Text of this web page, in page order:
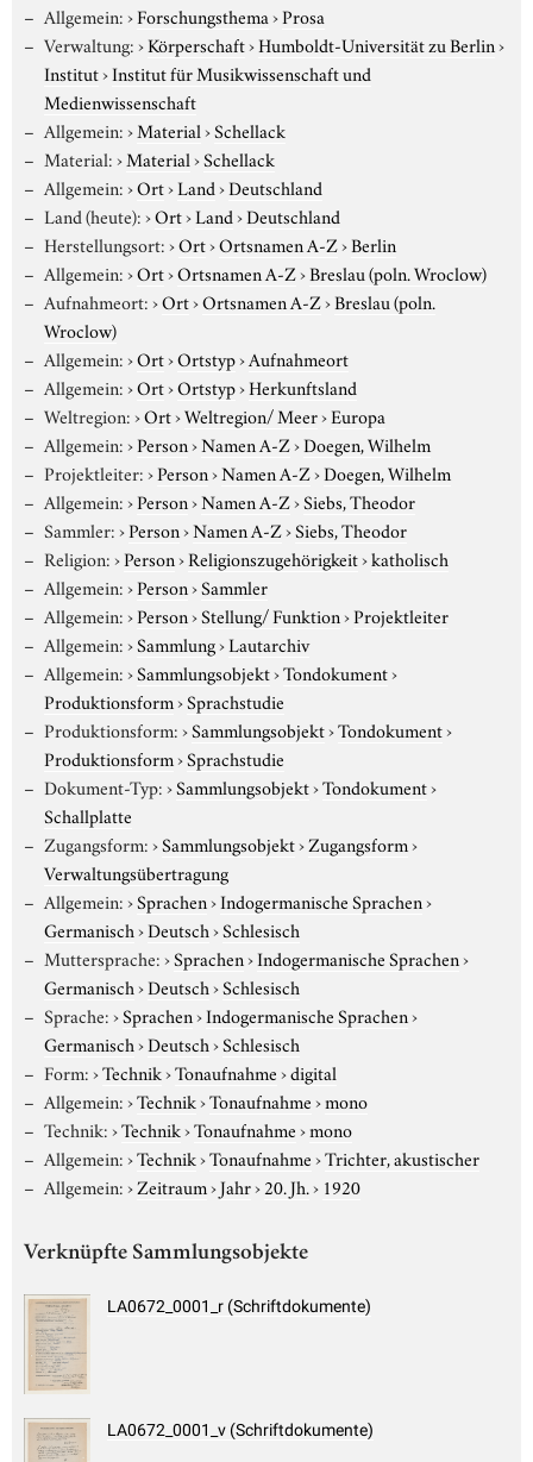
Allgemein:›Forschungsthema›Prosa
Verwaltung:›Körperschaft›Humboldt-Universität zu Berlin›
Institut›Institut für Musikwissenschaft und
Medienwissenschaft
Allgemein:›Material›Schellack
Material:›Material›Schellack
Allgemein:›Ort›Land›Deutschland
Land (heute):›Ort›Land›Deutschland
Herstellungsort:›Ort›Ortsnamen A-Z›Berlin
Allgemein:›Ort›Ortsnamen A-Z›Breslau (poln. Wroclow)
Aufnahmeort:›Ort›Ortsnamen A-Z›Breslau (poln.
Wroclow)
Allgemein:›Ort›Ortstyp›Aufnahmeort
Allgemein:›Ort›Ortstyp›Herkunftsland
Weltregion:›Ort›Weltregion/ Meer›Europa
Allgemein:›Person›Namen A-Z›Doegen, Wilhelm
Projektleiter:›Person›Namen A-Z›Doegen, Wilhelm
Allgemein:›Person›Namen A-Z›Siebs, Theodor
Sammler:›Person›Namen A-Z›Siebs, Theodor
Religion:›Person›Religionszugehörigkeit›katholisch
Allgemein:›Person›Sammler
Allgemein:›Person›Stellung/ Funktion›Projektleiter
Allgemein:›Sammlung›Lautarchiv
Allgemein:›Sammlungsobjekt›Tondokument›
Produktionsform›Sprachstudie
Produktionsform:›Sammlungsobjekt›Tondokument›
Produktionsform›Sprachstudie
Dokument-Typ:›Sammlungsobjekt›Tondokument›
Schallplatte
Zugangsform:›Sammlungsobjekt›Zugangsform›
Verwaltungsübertragung
Allgemein:›Sprachen›Indogermanische Sprachen›
Germanisch›Deutsch›Schlesisch
Muttersprache:›Sprachen›Indogermanische Sprachen›
Germanisch›Deutsch›Schlesisch
Sprache:›Sprachen›Indogermanische Sprachen›
Germanisch›Deutsch›Schlesisch
Form:›Technik›Tonaufnahme›digital
Allgemein:›Technik›Tonaufnahme›mono
Technik:›Technik›Tonaufnahme›mono
Allgemein:›Technik›Tonaufnahme›Trichter, akustischer
Allgemein:›Zeitraum›Jahr›20. Jh.› 1920
Verknüpfte Sammlungsobjekte
LA0672_0001_r (Schriftdokumente)
LA0672_0001_v (Schriftdokumente)